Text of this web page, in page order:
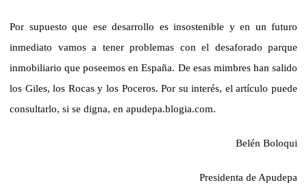
Por supuesto que ese desarrollo es insostenible y en un futuro
inmediato vamos a tener problemas con el desaforado parque
inmobiliario que poseemos en España. De esas mimbres han salido
los Giles, los Rocas y los Poceros. Por su interés, el artículo puede
consultarlo, si se digna, en apudepa.blogia.com.
Belén Boloqui
Presidenta de Apudepa